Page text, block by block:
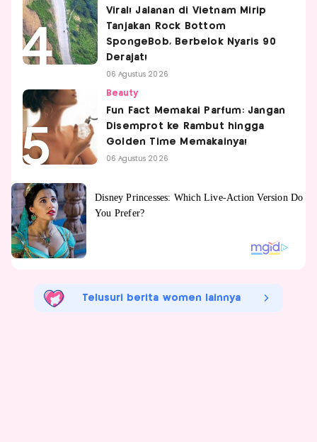
Viral! Jalanan di Vietnam Mirip
Tanjakan Rock Bottom
SpongeBob, Berbelok Nyaris 90
Derajat!
06 Agustus 2026
Beauty
Fun Fact Memakai Parfum: Jangan
Disemprot ke Rambut hingga
Golden Time Memakainya!
06 Agustus 2026
Telusuri berita women lainnya